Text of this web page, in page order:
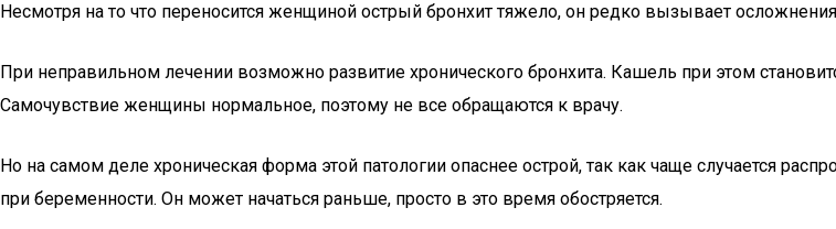
Несмотря на то что переносится женщиной острый бронхит тяжело, он редко вызывает
При неправильном лечении возможно развитие хронического бронхита. Кашель при этом
Самочувствие женщины нормальное, поэтому не все обращаются к врачу.
Но на самом деле хроническая форма этой патологии опаснее острой, так как чаще случается
при беременности. Он может начаться раньше, просто в это время обостряется.